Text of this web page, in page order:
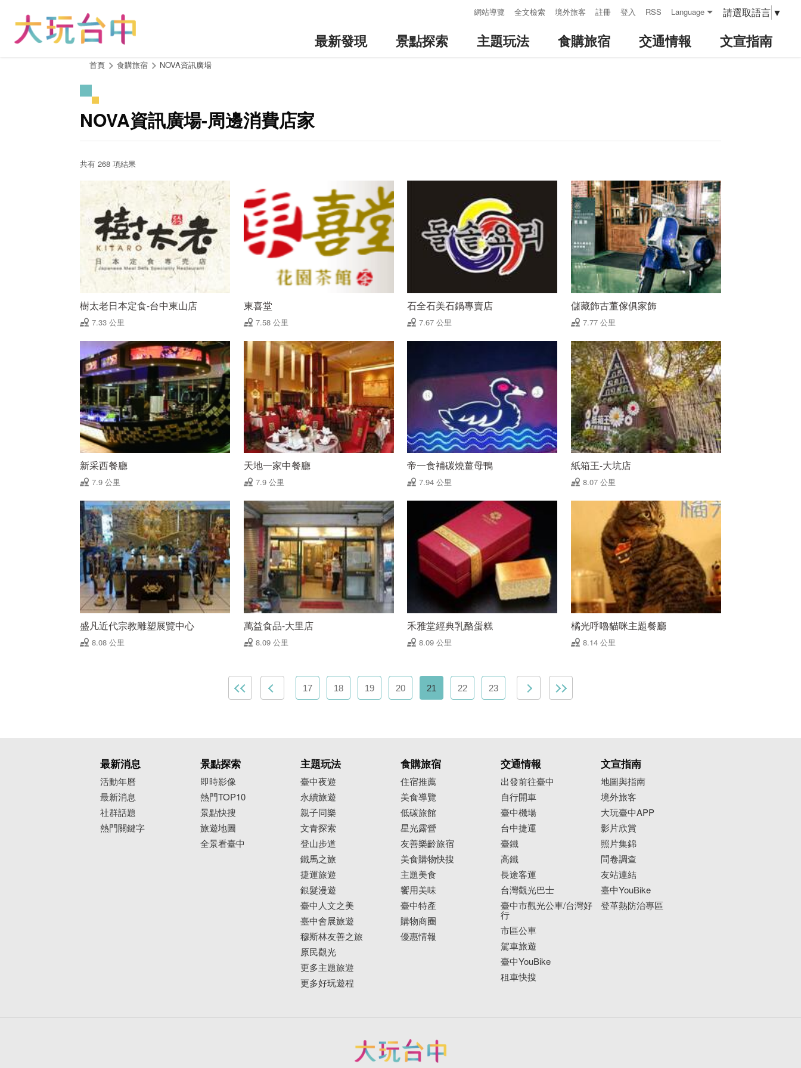
網站導覽 全文檢索 境外旅客 註冊 登入 RSS Language 請選取語言 ▼
最新發現 景點探索 主題玩法 食購旅宿 交通情報 文宣指南
首頁 食購旅宿 NOVA資訊廣場
NOVA資訊廣場-周邊消費店家
共有 268 項結果
樹太老日本定食-台中東山店
7.33 公里
東喜堂
7.58 公里
石全石美石鍋專賣店
7.67 公里
儲藏飾古董傢俱家飾
7.77 公里
新采西餐廳
7.9 公里
天地一家中餐廳
7.9 公里
帝一食補碳燒薑母鴨
7.94 公里
紙箱王-大坑店
8.07 公里
盛凡近代宗教雕塑展覽中心
8.08 公里
萬益食品-大里店
8.09 公里
禾雅堂經典乳酪蛋糕
8.09 公里
橘光呼嚕貓咪主題餐廳
8.14 公里
17 18 19 20 21 22 23
最新消息
活動年曆
最新消息
社群話題
熱門關鍵字
景點探索
即時影像
熱門TOP10
景點快搜
旅遊地圖
全景看臺中
主題玩法
臺中夜遊
永續旅遊
親子同樂
文青探索
登山步道
鐵馬之旅
捷運旅遊
銀髮漫遊
臺中人文之美
臺中會展旅遊
穆斯林友善之旅
原民觀光
更多主題旅遊
更多好玩遊程
食購旅宿
住宿推薦
美食導覽
低碳旅館
星光露營
友善樂齡旅宿
美食購物快搜
主題美食
饗用美味
臺中特產
購物商圈
優惠情報
交通情報
出發前往臺中
自行開車
臺中機場
台中捷運
臺鐵
高鐵
長途客運
台灣觀光巴士
臺中市觀光公車/台灣好
行
市區公車
駕車旅遊
臺中YouBike
租車快搜
文宣指南
地圖與指南
境外旅客
大玩臺中APP
影片欣賞
照片集錦
問卷調查
友站連結
臺中YouBike
登革熱防治專區